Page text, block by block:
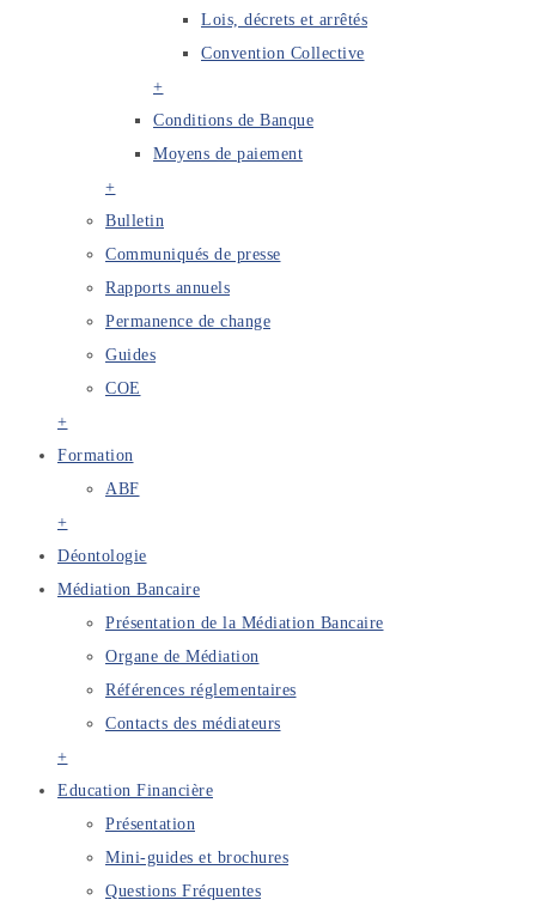
Lois, décrets et arrêtés
Convention Collective
+
Conditions de Banque
Moyens de paiement
+
Bulletin
Communiqués de presse
Rapports annuels
Permanence de change
Guides
COE
+
Formation
ABF
+
Déontologie
Médiation Bancaire
Présentation de la Médiation Bancaire
Organe de Médiation
Références réglementaires
Contacts des médiateurs
+
Education Financière
Présentation
Mini-guides et brochures
Questions Fréquentes